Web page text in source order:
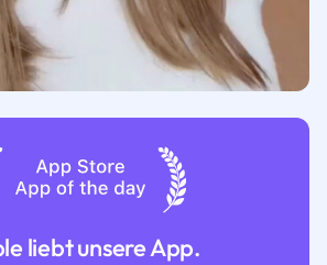
liebt unsere App.